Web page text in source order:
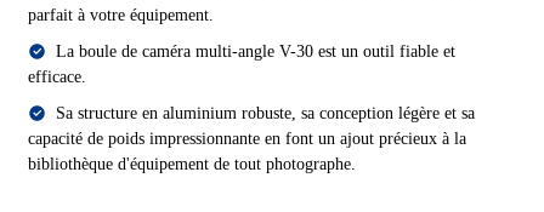
parfait à votre équipement.
La boule de caméra multi-angle V-30 est un outil fiable et
efficace.
Sa structure en aluminium robuste, sa conception légère et sa
capacité de poids impressionnante en font un ajout précieux à la
bibliothèque d'équipement de tout photographe.